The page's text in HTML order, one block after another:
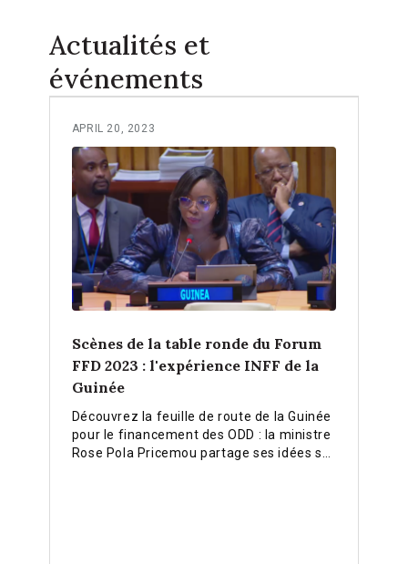
Actualités et
événements
APRIL 20, 2023
Scènes de la table ronde du Forum
FFD 2023 : l'expérience INFF de la
Guinée
Découvrez la feuille de route de la Guinée
pour le financement des ODD : la ministre
Rose Pola Pricemou partage ses idées sur